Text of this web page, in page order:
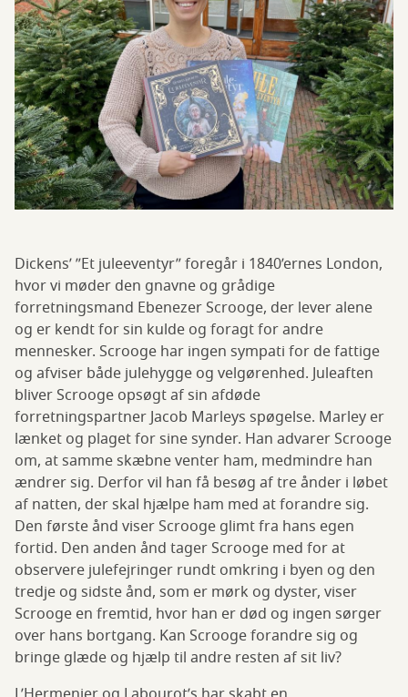
Dickens’ ”Et juleeventyr” foregår i 1840’ernes London,
hvor vi møder den gnavne og grådige
forretningsmand Ebenezer Scrooge, der lever alene
og er kendt for sin kulde og foragt for andre
mennesker. Scrooge har ingen sympati for de fattige
og afviser både julehygge og velgørenhed. Juleaften
bliver Scrooge opsøgt af sin afdøde
forretningspartner Jacob Marleys spøgelse. Marley er
lænket og plaget for sine synder. Han advarer Scrooge
om, at samme skæbne venter ham, medmindre han
ændrer sig. Derfor vil han få besøg af tre ånder i løbet
af natten, der skal hjælpe ham med at forandre sig.
Den første ånd viser Scrooge glimt fra hans egen
fortid. Den anden ånd tager Scrooge med for at
observere julefejringer rundt omkring i byen og den
tredje og sidste ånd, som er mørk og dyster, viser
Scrooge en fremtid, hvor han er død og ingen sørger
over hans bortgang. Kan Scrooge forandre sig og
bringe glæde og hjælp til andre resten af sit liv?